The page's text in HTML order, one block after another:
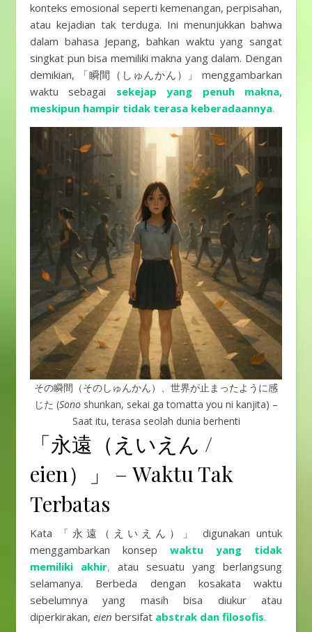
konteks emosional seperti kemenangan, perpisahan,
atau kejadian tak terduga. Ini menunjukkan bahwa
dalam bahasa Jepang, bahkan waktu yang sangat
singkat pun bisa memiliki makna yang dalam. Dengan
demikian, 「瞬間（しゅんかん）」 menggambarkan
waktu sebagai sekejap yang penuh makna,
meskipun hampir tidak terasa keberadaannya.
その瞬間（そのしゅんかん）、世界が止まったように感
じた (Sono shunkan, sekai ga tomatta you ni kanjita) –
Saat itu, terasa seolah dunia berhenti
「永遠（えいえん /
eien）」 – Waktu Tak
Terbatas
Kata 「永遠（えいえん）」 digunakan untuk
menggambarkan konsep waktu yang tidak
memiliki akhir, atau sesuatu yang berlangsung
selamanya. Berbeda dengan kosakata waktu
sebelumnya yang masih bisa diukur atau
diperkirakan, eien bersifat abstrak dan filosofis.